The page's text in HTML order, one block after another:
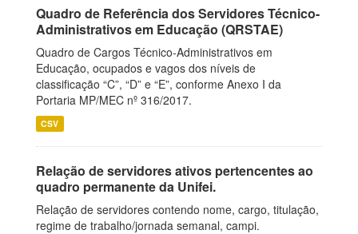
Quadro de Referência dos Servidores Técnico-
Administrativos em Educação (QRSTAE)
Quadro de Cargos Técnico-Administrativos em
Educação, ocupados e vagos dos níveis de
classificação “C”, “D” e “E”, conforme Anexo I da
Portaria MP/MEC nº 316/2017.
CSV
Relação de servidores ativos pertencentes ao
quadro permanente da Unifei.
Relação de servidores contendo nome, cargo, titulação,
regime de trabalho/jornada semanal, campi.